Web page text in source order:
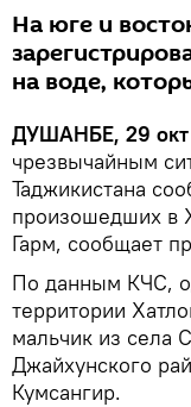
На юге и
на воде,
ДУШАНБЕ, 29
чрезвычайным
Таджикистана
произошедших в
Гарм, сообщает
По данным КЧС,
территории
мальчик из села
Джайхунского
Кумсангир.